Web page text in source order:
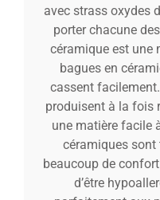
avec strass oxydes
porter chacune
céramique est une
bagues en
cassent
produisent à la fois
une matière facile
céramiques sont
beaucoup de
d’être